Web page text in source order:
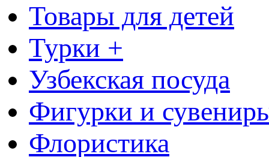
Товары для детей
Турки +
Узбекская посуда
Фигурки и
Флористика